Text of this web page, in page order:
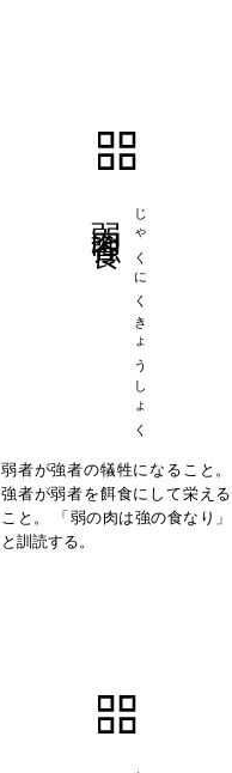
じゃくにくきょうしょく
弱者が強者の犠牲になること。
強者が弱者を餌食にして栄える
こと。 「弱の肉は強の食なり」
と訓読する。